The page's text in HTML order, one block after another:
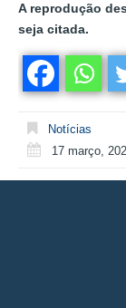
A reprodução
seja citada.
Notícias
17 março,